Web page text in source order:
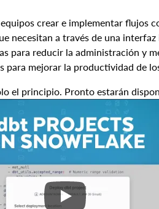
crear e implementar flujos
necesitan a través de una
para reducir la administración y
para mejorar la productividad de
el principio. Pronto estarán